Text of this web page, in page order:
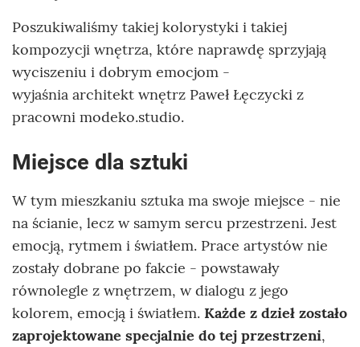
Poszukiwaliśmy takiej kolorystyki i takiej
kompozycji wnętrza, które naprawdę sprzyjają
wyciszeniu i dobrym emocjom -
wyjaśnia architekt wnętrz Paweł Łęczycki z
pracowni modeko.studio.
Miejsce dla sztuki
W tym mieszkaniu sztuka ma swoje miejsce - nie
na ścianie, lecz w samym sercu przestrzeni. Jest
emocją, rytmem i światłem. Prace artystów nie
zostały dobrane po fakcie - powstawały
równolegle z wnętrzem, w dialogu z jego
kolorem, emocją i światłem. Każde z dzieł zostało
zaprojektowane specjalnie do tej przestrzeni,